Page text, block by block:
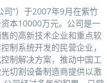
司”）于2007年9月在紫竹
本10000万元。公司是一
的高新技术企业和重点软
制系统开发的民营企业，
制解决方案，推动中国工
切割设备制造商提供以激